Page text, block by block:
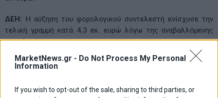
MarketNews.gr - Do Not Process My Personal
Information
If you wish to opt-out of the sale, sharing to third parties, or
ΔΕΗ: Η αύξηση του φορολογικού συντελεστή ενίσχυσε την
τελική γραμμή κατά 4,3 εκ. ευρώ λόγω της αναβαλλόμενης
φορολογίας.